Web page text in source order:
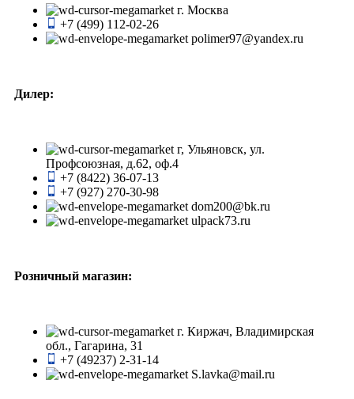
г. Москва
+7 (499) 112-02-26
polimer97@yandex.ru
Дилер:
г, Ульяновск, ул.
Профсоюзная, д.62, оф.4
+7 (8422) 36-07-13
+7 (927) 270-30-98
dom200@bk.ru
ulpack73.ru
Розничный магазин:
г. Киржач, Владимирская
обл., Гагарина, 31
+7 (49237) 2-31-14
S.lavka@mail.ru